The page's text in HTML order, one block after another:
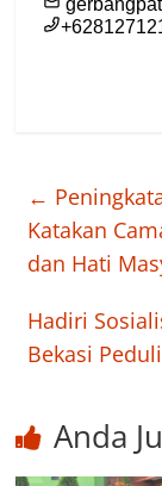
←
Katakan
dan Hati
Hadiri
Bekasi
Anda